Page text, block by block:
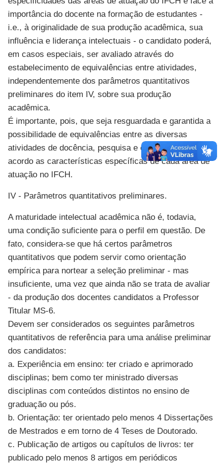
importância do docente na formação de estudantes -
i.e., à originalidade de sua produção acadêmica, sua
influência e liderança intelectuais - o candidato poderá,
em casos especiais, ser avaliado através do
estabelecimento de equivalências entre atividades,
independentemente dos parâmetros quantitativos
preliminares do item IV, sobre sua produção
acadêmica.
É importante, pois, que seja resguardada e garantida a
possibilidade de equivalências entre as diversas
atividades de docência, pesquisa e extensão, de
acordo as características específicas de cada área de
atuação no IFCH.
IV - Parâmetros quantitativos preliminares.
A maturidade intelectual acadêmica não é, todavia,
uma condição suficiente para o perfil em questão. De
fato, considera-se que há certos parâmetros
quantitativos que podem servir como orientação
empírica para nortear a seleção preliminar - mas
insuficiente, uma vez que ainda não se trata de avaliar
- da produção dos docentes candidatos a Professor
Titular MS-6.
Devem ser considerados os seguintes parâmetros
quantitativos de referência para uma análise preliminar
dos candidatos:
a. Experiência em ensino: ter criado e aprimorado
disciplinas; bem como ter ministrado diversas
disciplinas com conteúdos distintos no ensino de
graduação ou pós.
b. Orientação: ter orientado pelo menos 4 Dissertações
de Mestrados e em torno de 4 Teses de Doutorado.
c. Publicação de artigos ou capítulos de livros: ter
publicado pelo menos 8 artigos em periódicos